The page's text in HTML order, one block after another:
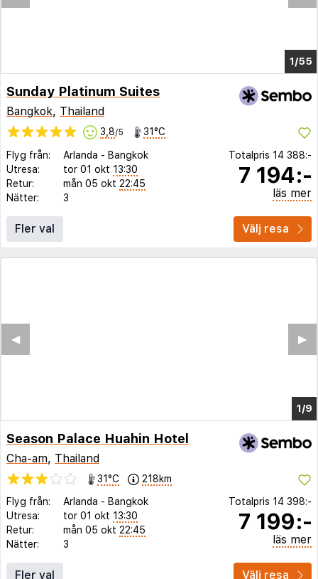
1/51
Sunday Platinum Suites
Bangkok, Thailand
3,8/5 31°C
Flyg från: Arlanda - Bangkok
Utresa:
tor 01 okt 13:30
Retur:
mån 05 okt 22:45
Nätter:
3
Totalpris 14 388:-
7 194:-
läs mer
Fler val Välj resa
1/5
▶︎
◀︎
Season Palace Huahin Hotel
Cha-am, Thailand
31°C
218km
Flyg från:
Arlanda - Bangkok
Utresa:
tor 01 okt 13:30
Retur:
mån 05 okt 22:45
Nätter:
3
Totalpris 14 398:-
7 199:-
läs mer
Fler val Välj resa